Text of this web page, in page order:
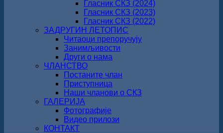
Гласник СКЗ (2024)
Гласник СКЗ (2023)
Гласник СКЗ (2022)
ЗАДРУГИН ЛЕТОПИС
Читаоци препоручују
Занимљивости
Други о нама
ЧЛАНСТВО
Постаните члан
Приступница
Наши чланови о СКЗ
ГАЛЕРИЈА
Фотографије
Видео прилози
КОНТАКТ